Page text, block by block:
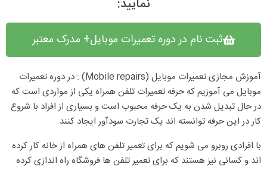
نمایید:
ثبت نام در دوره تعمیرات موبایل+ مدرک معتبر
آموزش مجازی تعمیرات موبایل (Mobile repairs) : در دوره تعمیرات
موبایل می آموزیم که حرفه تعمیرات تلفن همراه یکی از مواردی است که
در حال تبدیل شدن به یک حرفه محبوب است و بسیاری از افراد با شروع
کار در این حرفه توانسته اند یک تجارت سودآور ایجاد کنند.
با افرادی روبرو می شویم که برای تعمیر تلفن های همراه از خانه کار کرده
اند و کسانی نیز هستند که برای تعمیر تلفن ها فروشگاه راه اندازی کرده